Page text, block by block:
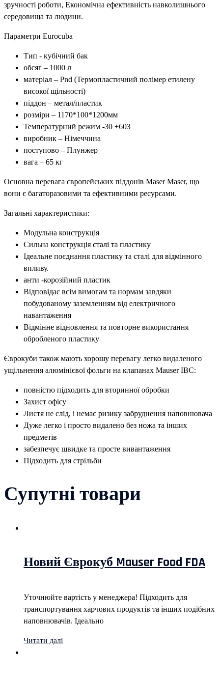
зручності роботи, Економічна ефективність навколишнього
середовища та людини.
Параметри Eurocuba
Тип - кубічний бак
обсяг – 1000 л
матеріал – Pnd (Термопластичний полімер етилену
високої щільності)
піддон – метал/пластик
розміри – 1170*100*1200мм
Температурний режим -30 +60З
виробник – Німеччина
поступово – Плунжер
вага – 65 кг
Основна перевага європейських піддонів Maser Maser, що
вони є багаторазовими та ефективними ресурсами.
Загальні характеристики:
Модульна конструкція
Сильна конструкція сталі та пластику
Ідеальне поєднання пластику та сталі для відмінного
впливу.
анти -корозійний пластик
Відповідає всім вимогам та нормам завдяки
побудованому заземленням від електричного
навантаження
Відмінне відновлення та повторне використання
обробленого пластику
Єврокуби також мають хорошу перевагу легко видаленого
ущільнення алюмінієвої фольги на клапанах Mauser IBC:
повністю підходить для вторинної обробки
Захист офісу
Листя не слід, і немає ризику забруднення наповнювача
Дуже легко і просто видалено без ножа та інших
предметів
забезпечує швидке та просте вивантаження
Підходить для стрільби
Супутні товари
Новий Єврокуб Mauser Food FDA
Уточнюйте вартість у менеджера! Підходить для
транспортування харчових продуктів та інших подібних
наповнювачів. Ідеально
Читати далі